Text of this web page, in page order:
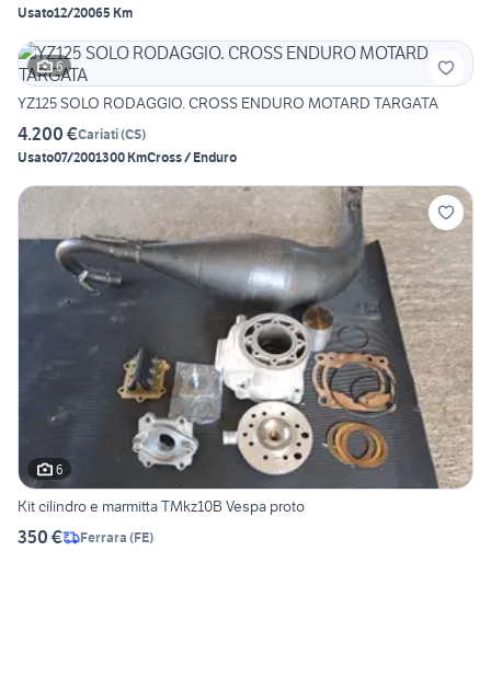
Usato12/20065 Km
6
YZ125 SOLO RODAGGIO. CROSS ENDURO MOTARD TARGATA
4.200 €Cariati(CS)
Usato07/2001300 KmCross / Enduro
6
Kit cilindro e marmitta TMkz10B Vespa proto
350 € Ferrara (FE)